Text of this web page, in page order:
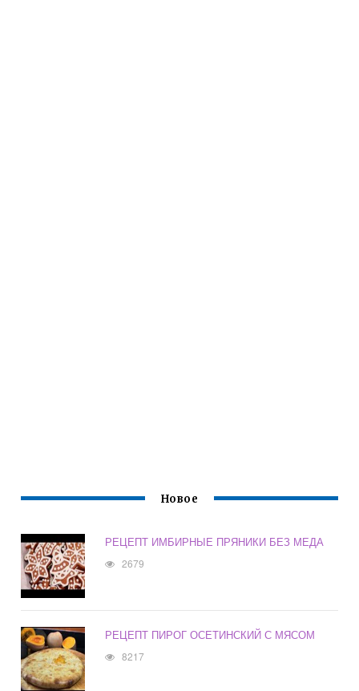
Новое
РЕЦЕПТ ИМБИРНЫЕ ПРЯНИКИ БЕЗ МЕДА
2679
РЕЦЕПТ ПИРОГ ОСЕТИНСКИЙ С МЯСОМ
8217